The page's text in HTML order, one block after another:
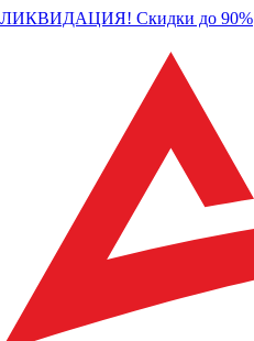
ЛИКВИДАЦИЯ! Скидки до 90%